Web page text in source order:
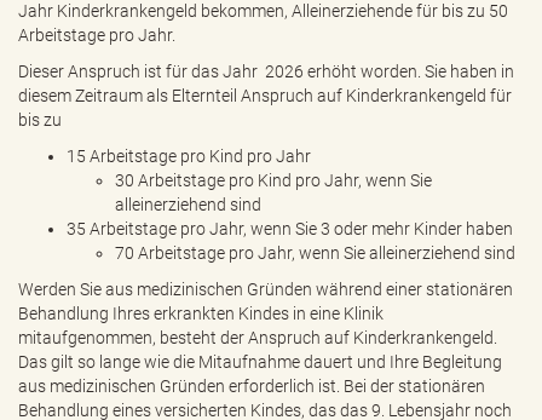
Jahr Kinderkrankengeld bekommen, Alleinerziehende für bis zu 50
Arbeitstage pro Jahr.
Dieser Anspruch ist für das Jahr 2026 erhöht worden. Sie haben in
diesem Zeitraum als Elternteil Anspruch auf Kinderkrankengeld für
bis zu
15 Arbeitstage pro Kind pro Jahr
30 Arbeitstage pro Kind pro Jahr, wenn Sie
alleinerziehend sind
35 Arbeitstage pro Jahr, wenn Sie 3 oder mehr Kinder haben
70 Arbeitstage pro Jahr, wenn Sie alleinerziehend sind
Werden Sie aus medizinischen Gründen während einer stationären
Behandlung Ihres erkrankten Kindes in eine Klinik
mitaufgenommen, besteht der Anspruch auf Kinderkrankengeld.
Das gilt so lange wie die Mitaufnahme dauert und Ihre Begleitung
aus medizinischen Gründen erforderlich ist. Bei der stationären
Behandlung eines versicherten Kindes, das das 9. Lebensjahr noch